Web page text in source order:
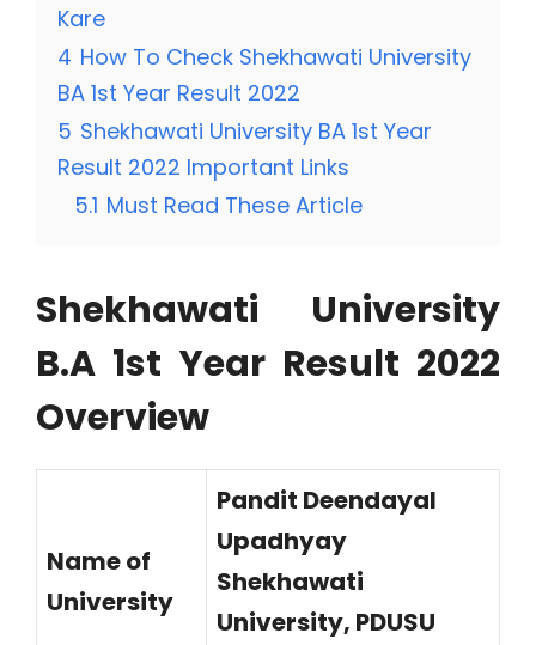
Kare
4 How To Check Shekhawati University
BA 1st Year Result 2022
5 Shekhawati University BA 1st Year
Result 2022 Important Links
5.1 Must Read These Article
Shekhawati University
B.A 1st Year Result 2022
Overview
Name of
University
Pandit Deendayal
Upadhyay
Shekhawati
University, PDUSU